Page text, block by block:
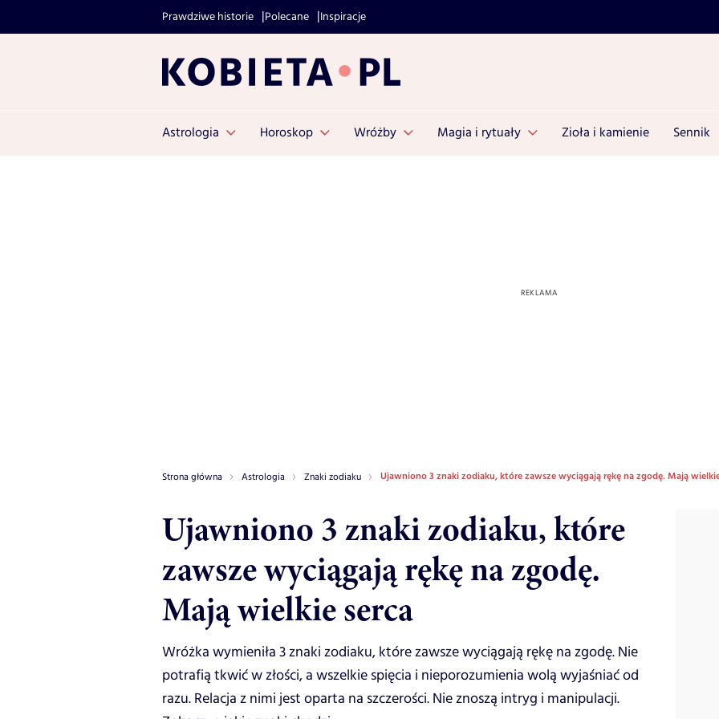
Prawdziwe historie Polecane Inspiracje
Astrologia Horoskop Wróżby Magia i rytuały Zioła i kamienie Sennik
Strona główna Astrologia Znaki zodiaku Ujawniono 3 znaki zodiaku, które zawsze wyciągają rękę na zgodę. Mają
Ujawniono 3 znaki zodiaku, które
zawsze wyciągają rękę na zgodę.
Mają wielkie serca
Wróżka wymieniła 3 znaki zodiaku, które zawsze wyciągają rękę na zgodę. Nie
potrafią tkwić w złości, a wszelkie spięcia i nieporozumienia wolą wyjaśniać od
razu. Relacja z nimi jest oparta na szczerości. Nie znoszą intryg i manipulacji.